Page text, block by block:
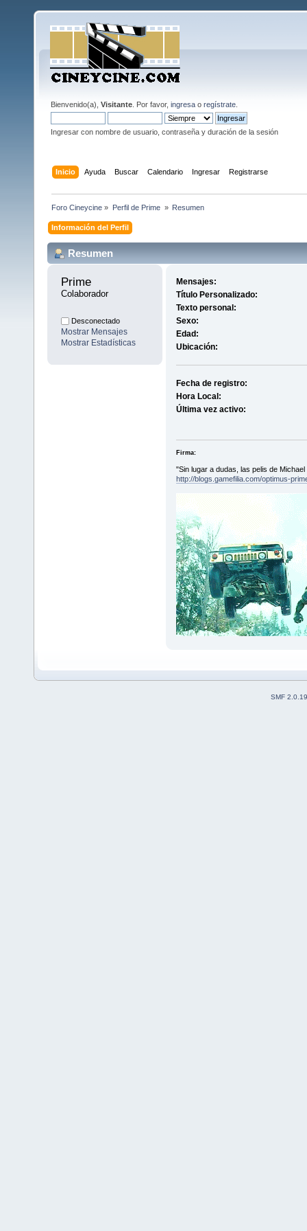
Bienvenido(a), Visitante . Por favor, ingresa o regístrate
Ingresar con nombre de usuario, contraseña y duración de la sesión
Inicio Ayuda Buscar Calendario Ingresar Registrarse
Foro Cineycine » Perfil de Prime » Resumen
Información del Perfil
Resumen
Prime
Colaborador
Desconectado
Mostrar Mensajes
Mostrar Estadísticas
Mensajes:
Título Personalizado:
Texto personal:
Sexo:
Edad:
Ubicación:
Fecha de registro:
Hora Local:
Última vez activo:
Firma:
"Sin lugar a dudas, las pelis de
http://blogs.gamefilia.com/optimus-
SMF 2.0.19